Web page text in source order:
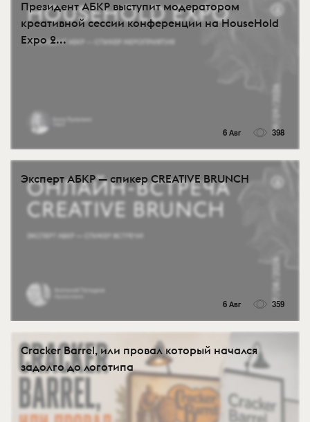
Президент АБКР выступит модератором
креативной сессии конференции на HouseHold
Expo 2...
6 Авг 398
Эксперт АБКР — спикер CREATIVE BRUNCH
6 Авг 359
Cracker Barrel, или провал который начался
задолго до логотипа